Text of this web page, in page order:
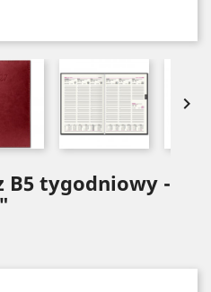

B5 tygodniowy -